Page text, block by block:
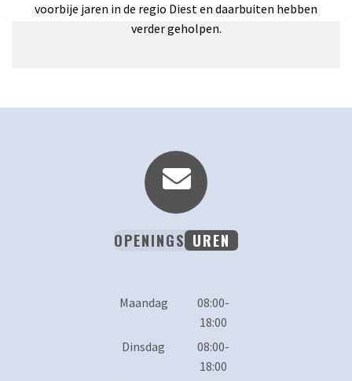
voorbije jaren in de regio Diest en daarbuiten hebben
verder geholpen.
OPENINGS UREN
Maandag
08:00-
18:00
Dinsdag
08:00-
18:00